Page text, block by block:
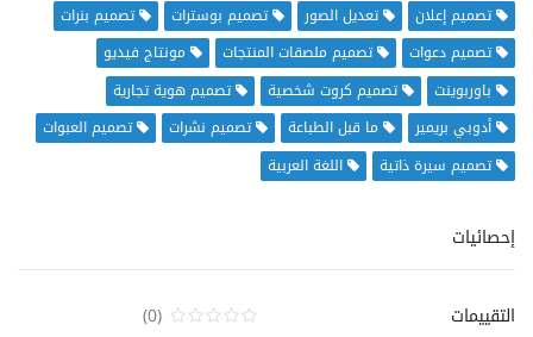
تصميم إعلان
تعديل الصور تصميم بوسترات
تصميم بنرات
تصميم دعوات
تصميم ملصقات المنتجات
مونتاج فيديو
باوربوينت
تصميم كروت شخصية
تصميم هوية تجارية
أدوبي بريمير
ما قبل الطباعة تصميم نشرات
تصميم العبوات
تصميم سيرة ذاتية
اللغة العربية
إحصائيات
التقييمات
(0)